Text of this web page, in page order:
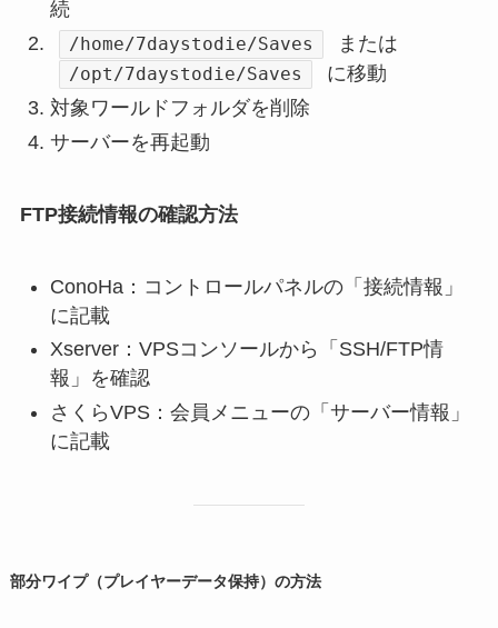
続
/home/7daystodie/Saves または
/opt/7daystodie/Saves
に移動
対象ワールドフォルダを削除
サーバーを再起動
FTP接続情報の確認方法
ConoHa：コントロールパネルの「接続情報」
に記載
Xserver：VPSコンソールから「SSH/FTP情
報」を確認
さくらVPS：会員メニューの「サーバー情報」
に記載
部分ワイプ（プレイヤーデータ保持）の方法